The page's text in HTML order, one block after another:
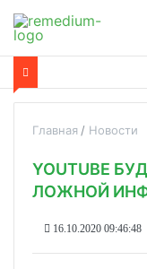
Главная Новости
YOUTUBE
ЛОЖНОЙ
16.10.2020 09:46:48